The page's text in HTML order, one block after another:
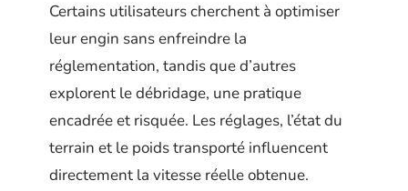
Certains utilisateurs cherchent à optimiser
leur engin sans enfreindre la
réglementation, tandis que d’autres
explorent le débridage, une pratique
encadrée et risquée. Les réglages, l’état du
terrain et le poids transporté influencent
directement la vitesse réelle obtenue.